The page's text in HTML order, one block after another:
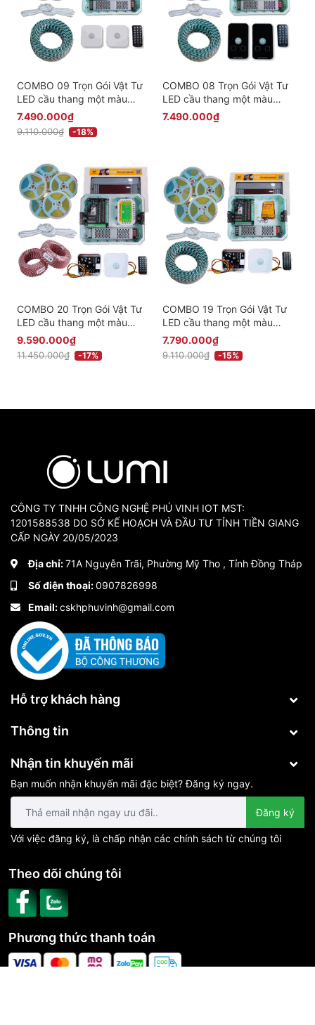
COMBO 09 Trọn Gói Vật Tư
LED cầu thang một màu
thông minh Cao Cấp - Phiên
bản Cảm Biến Nổi ( 1 Cuộn
Dây )
7.490.000₫
9.110.000₫ -18%
COMBO 08 Trọn Gói Vật Tư
LED cầu thang một màu
thông minh Cao Cấp - Phiên
bản Cảm Biến Âm ( 1 Cuộn
7.490.000₫
COMBO 20 Trọn Gói Vật Tư
LED cầu thang một màu
thông minh Cao Cấp - Có
điều khiển qua app - Phiên
bản Cảm Biến Nổi ngoài Trời
9.590.000₫
11.450.000₫ -17%
COMBO 19 Trọn Gói Vật Tư
LED cầu thang một màu
thông minh Cao Cấp - Phiên
bản Cảm Biến Nổi Ngoài Trời
( 1 Cuộn Dây )
7.790.000₫
9.110.000₫ -15%
CÔNG TY TNHH CÔNG NGHỆ PHÚ VINH IOT MST:
1201588538 DO SỞ KẾ HOẠCH VÀ ĐẦU TƯ TỈNH TIỀN GIANG
CẤP NGÀY 20/05/2023
Địa chỉ:71A Nguyễn Trãi, Phường Mỹ Tho , Tỉnh Đồng Tháp
Số điện thoại:0907826998
Email:cskhphuvinh@gmail.com
Hỗ trợ khách hàng
Thông tin
Nhận tin khuyến mãi
Bạn muốn nhận khuyến mãi đặc biệt? Đăng ký ngay.
Đăng ký
Với việc đăng ký, là chấp nhận các chính sách từ chúng tôi
Phương thức thanh toán
Theo dõi chúng tôi